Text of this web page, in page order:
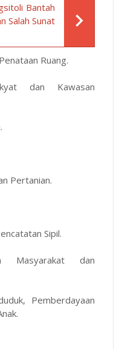
Bantah
Salah Sunat
Ruang.
dan Kawasan
Pertanian.
Sipil.
Masyarakat dan
Pemberdayaan